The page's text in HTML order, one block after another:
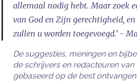
allemaal nodig hebt. Maar zoek
van God en Zijn gerechtigheid,
zullen u worden toegevoegd.’ -
De suggesties, meningen en
de schrijvers en redacteuren van
gebaseerd op de best